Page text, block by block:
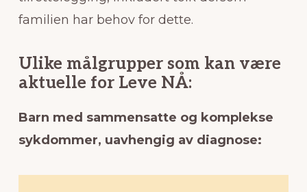
familien har behov for dette.
Ulike målgrupper som kan være
aktuelle for Leve NÅ:
Barn med sammensatte og komplekse
sykdommer, uavhengig av diagnose: